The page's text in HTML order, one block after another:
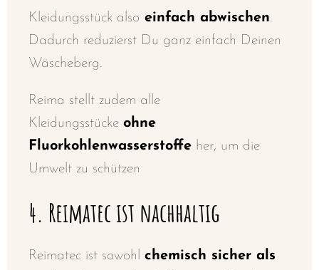
Kleidungsstück also einfach abwischen.
Dadurch reduzierst Du ganz einfach Deinen
Wäscheberg.
Reima stellt zudem alle
Kleidungsstücke ohne
Fluorkohlenwasserstoffe her, um die
Umwelt zu schützen
4. Reimatec ist nachhaltig
Reimatec ist sowohl chemisch sicher als